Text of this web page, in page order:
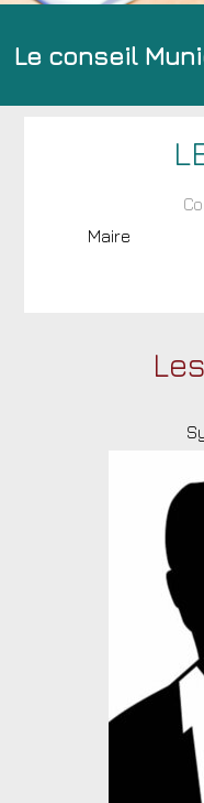
Le conseil
Maire